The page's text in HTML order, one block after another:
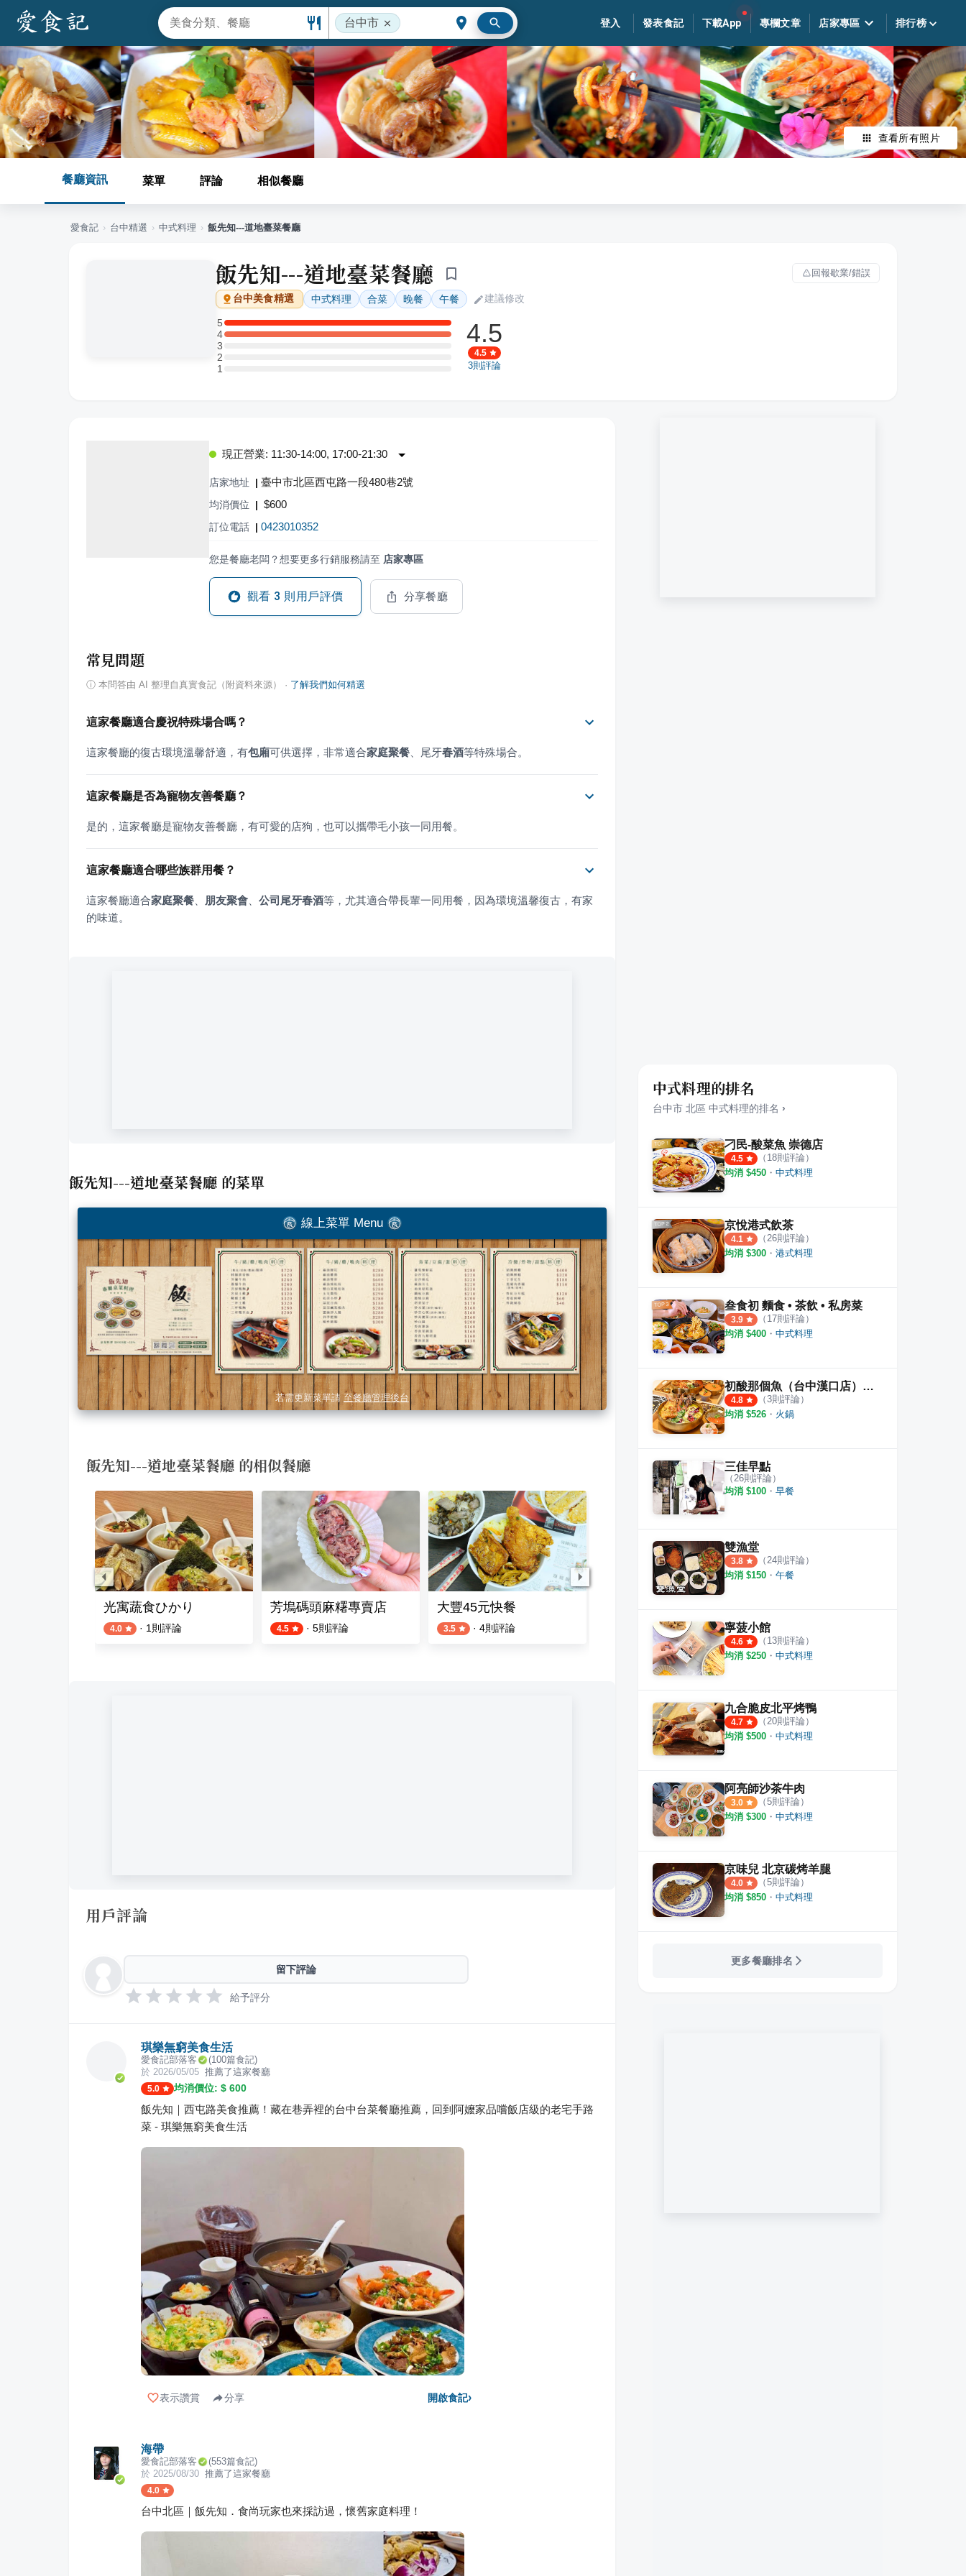
台中市 登入 發表食記 下載App 專欄文章 店家專區 排行榜
查看所有照片
餐廳資訊 菜單 評論 相似餐廳
愛食記 › 台中精選 › 中式料理 › 飯先知---道地臺菜餐廳
飯先知---道地臺菜餐廳 回報歇業/錯誤
台中美食精選 中式料理 合菜 晚餐 午餐 建議修改
5
5 星：1 則評論
4
4 星：1 則評論
3
3 星：0 則評論
2
2 星：0 則評論
11 星：0 則評論
4.5
4.5
3則評論
現正營業: 11:30-14:00, 17:00-21:30
店家地址 | 臺中市北區西屯路一段480巷2號
均消價位 | $600
訂位電話 | 0423010352
您是餐廳老闆？想要更多行銷服務請至 店家專區
觀看 3 則用戶評價 分享餐廳
常見問題
ⓘ 本問答由 AI 整理自真實食記（附資料來源） · 了解我們如何精選
這家餐廳適合慶祝特殊場合嗎？
這家餐廳的復古環境溫馨舒適，有包廂可供選擇，非常適合家庭聚餐 、尾牙春酒等特殊場合。
這家餐廳是否為寵物友善餐廳？
是的，這家餐廳是寵物友善餐廳，有可愛的店狗，也可以攜帶毛小孩一同用餐。
這家餐廳適合哪些族群用餐？
這家餐廳適合家庭聚餐 朋友聚會 公司尾牙春酒等，尤其適合帶長輩一同用餐，因為環境溫馨復古，有家
的味道。
飯先知---道地臺菜餐廳 的菜單
線上菜單 Menu
若需更新菜單請 至餐廳管理後台
飯先知---道地臺菜餐廳 的相似餐廳
光寓蔬食ひかり
4.0 · 1 則評論
芳塢碼頭麻糬專賣店
4.5 · 5則評論
大豐45元快餐
3.5 · 4則評論
用戶評論
留下評論
給予評分
琪樂無窮美食生活
愛食記部落客 (100篇食記)
於 2026/05/05 推薦了這家餐廳
5.0 均消價位: $ 600
飯先知｜西屯路美食推薦！藏在巷弄裡的台中台菜餐廳推薦，回到阿嬤家品嚐飯店級的老宅手路
菜 - 琪樂無窮美食生活
表示讚賞 分享 開啟食記›
海帶
愛食記部落客 (553篇食記)
於 2025/08/30 推薦了這家餐廳
4.0
台中北區｜飯先知．食尚玩家也來採訪過，懷舊家庭料理！
中式料理的排名
台中市 北區 中式料理的排名 ›
刁民-酸菜魚 崇德店
4.5 （ 18則評論）
均消 $450 ・ 中式料理
京悅港式飲茶
4.1 （26則評論）
均消 $300 ・ 港式料理
叁食初 麵食 • 茶飲 • 私房菜
3.9 （ 17則評論）
均消 $400 ・ 中式料理
初酸那個魚（台中漢口店）｜酸菜魚個人鍋專賣
4.8 （3則評論）
均消 $526 ・ 火鍋
三佳早點
（ 26則評論）
均消 $100 ・ 早餐
雙漁堂
3.8 （24則評論）
均消 $150 ・ 午餐
寧菠小館
4.6 （ 13則評論）
均消 $250 ・ 中式料理
九合脆皮北平烤鴨
4.7 （20則評論）
均消 $500 ・ 中式料理
阿亮師沙茶牛肉
3.0 （5則評論）
均消 $300 ・ 中式料理
京味兒 北京碳烤羊腿
4.0 （5則評論）
均消 $850 ・ 中式料理
更多餐廳排名